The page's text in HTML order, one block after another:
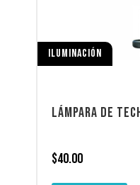
ILUMINACIÓN
LÁMPARA DE
$40.00